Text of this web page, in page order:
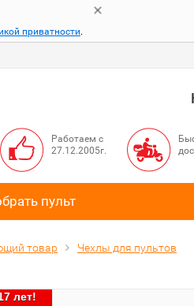
приватности.
Работаем с
27.12.2005г.
пульт
товар
Чехлы для пультов
лет!